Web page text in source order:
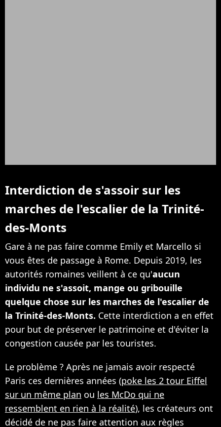
Interdiction de s'assoir sur les
marches de l'escalier de la Trinité-
des-Monts
Gare à ne pas faire comme Emily et Marcello si
vous êtes de passage à Rome. Depuis 2019, les
autorités romaines veillent à ce qu'aucun
individu ne s'assoit, mange ou gribouille
quelque chose sur les marches de l'escalier de
la Trinité-des-Monts. Cette interdiction a en effet
pour but de préserver le patrimoine et d'éviter la
congestion causée par les touristes.
Le problème ? Après ne jamais avoir respecté
Paris ces dernières années (poke les 2 tour Eiffel
sur un même plan ou les McDo qui ne
ressemblent en rien à la réalité), les créateurs ont
décidé de ne pas faire attention aux règles